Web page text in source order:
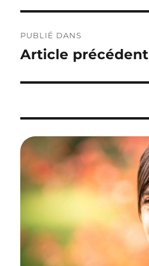
de
l’article
PUBLIÉ DANS
Article précédent